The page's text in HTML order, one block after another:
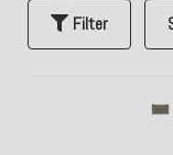
Filter